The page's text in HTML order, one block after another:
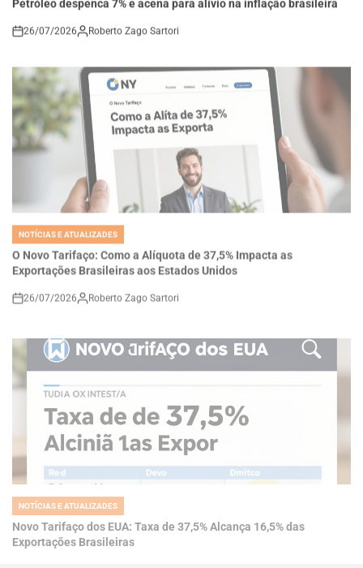
26/07/2026 Roberto Zago Sartori
POSTED
NOTÍCIAS E ATUALIZADES
Exportações Brasileiras aos Estados Unidos
on
26/07/2026 Roberto Zago Sartori
POSTED
NOTÍCIAS E ATUALIZADES
Novo Tarifaço dos EUA: Taxa de 37,5% Alcança 16,5% das
on
26/07/2026 Roberto Zago Sartori